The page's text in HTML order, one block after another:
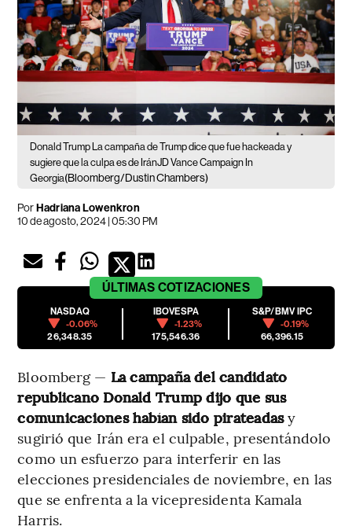
Donald Trump La campaña de Trump dice que fue hackeada y
sugiere que la culpa es de IránJD Vance Campaign In
Georgia(Bloomberg/Dustin Chambers)
PorHadriana Lowenkron
10 de agosto, 2024 | 05:30 PM
ÚLTIMAS COTIZACIONES
NASDAQ
-0.06%
26,348.35
IBOVESPA
-1.23%
175,546.36
S&P/BMV IPC
-0.19%
66,396.15
Bloomberg — La campaña del candidato
republicano Donald Trump dijo que sus
comunicaciones habían sido pirateadasy
sugirió que Irán era el culpable, presentándolo
como un esfuerzo para interferir en las
elecciones presidenciales de noviembre, en las
que se enfrenta a la vicepresidenta Kamala
Harris.